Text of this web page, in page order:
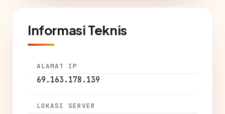
Informasi Teknis
ALAMAT IP
69.163.178.139
LOKASI SERVER